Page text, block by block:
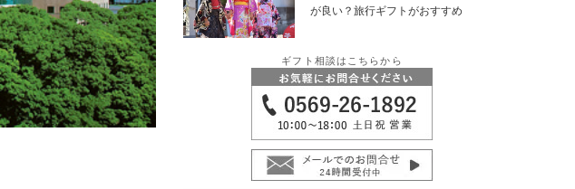
が良い？旅行ギフトがおすすめ
ギフト相談はこちらから